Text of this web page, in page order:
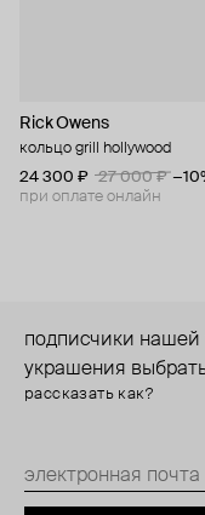
Rick Owens
кольцо grill hollywood
24 300 ₽
27 000 ₽
при оплате онлайн
подписчики нашей
украшения
рассказать как?